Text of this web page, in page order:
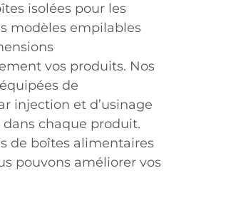
isolées pour les
modèles empilables
vos produits. Nos
de
injection et d’usinage
chaque produit.
de boîtes alimentaires
pouvons améliorer vos